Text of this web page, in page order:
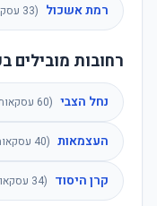
רמת אשכול (
33
רחובות
נחל הצבי (
60
העצמאות (
40
קרן היסוד (
34